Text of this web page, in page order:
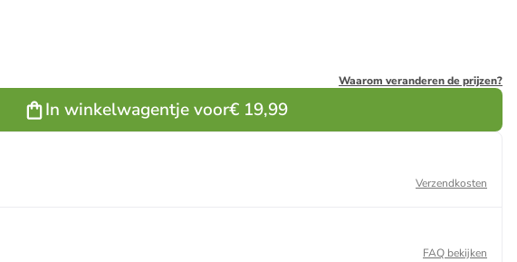
Waarom veranderen de prijzen?
In winkelwagentje voor€ 19,99
Verzendkosten
FAQ bekijken